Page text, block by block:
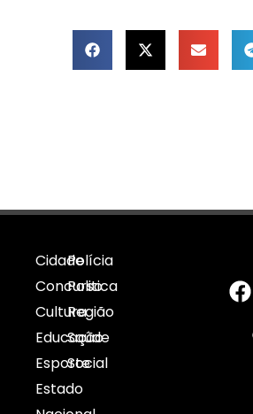
Cidade
Concurso
Cultura
Educação
Esporte
Estado
Polícia
Politica
Região
Saúde
Social